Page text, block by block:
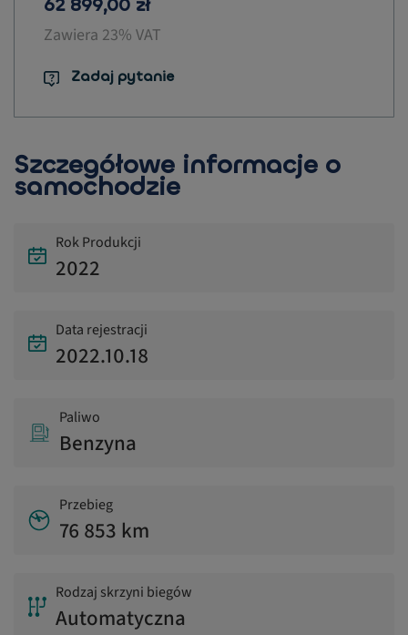
62 899,00 zł
Zawiera 23% VAT
Zadaj pytanie
Szczegółowe informacje o
samochodzie
Rok Produkcji
2022
Data rejestracji
2022.10.18
Paliwo
Benzyna
Przebieg
76 853 km
Rodzaj skrzyni biegów
Automatyczna